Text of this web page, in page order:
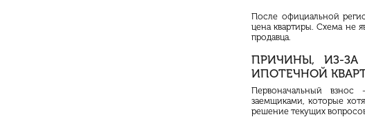
После официальной
цена квартиры. Схема не
продавца.
ПРИЧИНЫ, ИЗ-
ИПОТЕЧНОЙ
Первоначальный
заемщиками, которые
решение текущих